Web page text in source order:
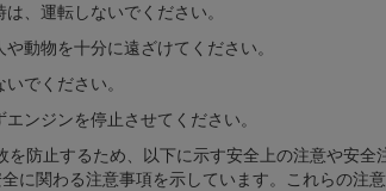
、運転しないでください。
動物を十分に遠ざけてください。
でください。
ンジンを停止させてください。
防止するため、以下に示す安全上の注意や安全
に関わる注意事項を示しています。これらの注